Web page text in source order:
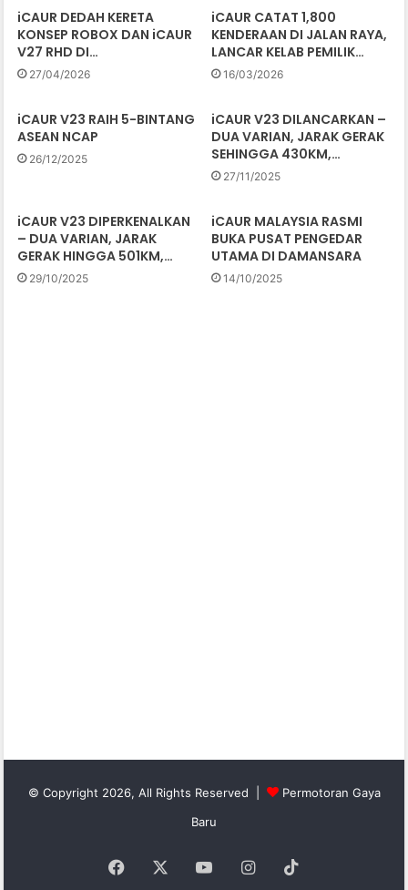
iCAUR DEDAH KERETA
KONSEP ROBOX DAN iCAUR
V27 RHD DI…
27/04/2026
iCAUR CATAT 1,800
KENDERAAN DI JALAN RAYA,
LANCAR KELAB PEMILIK…
16/03/2026
iCAUR V23 RAIH 5-BINTANG
ASEAN NCAP
26/12/2025
iCAUR V23 DILANCARKAN –
DUA VARIAN, JARAK GERAK
SEHINGGA 430KM,…
27/11/2025
iCAUR V23 DIPERKENALKAN
– DUA VARIAN, JARAK
GERAK HINGGA 501KM,…
29/10/2025
iCAUR MALAYSIA RASMI
BUKA PUSAT PENGEDAR
UTAMA DI DAMANSARA
14/10/2025
© Copyright 2026, All Rights Reserved |
Permotoran Gaya
Baru
Facebook YouTubeInstagram